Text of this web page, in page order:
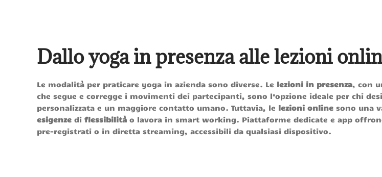
Dallo yoga in presenza alle lezioni
Le modalità per praticare yoga in azienda sono diverse. Le lezioni in presenza, con
che segue e corregge i movimenti dei partecipanti, sono l’opzione ideale per chi
personalizzata e un maggiore contatto umano. Tuttavia, le lezioni online sono una
esigenze di flessibilità o lavora in smart working. Piattaforme dedicate e app
pre-registrati o in diretta streaming, accessibili da qualsiasi dispositivo.